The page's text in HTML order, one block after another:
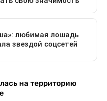
на территорию